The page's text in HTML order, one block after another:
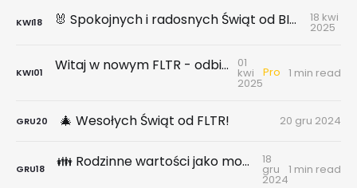
KWI18 🐰 Spokojnych i radosnych Świąt od BIG DATA rynekpierwotny.pl x FLTR! 18 kwi
2025
KWI01 Witaj w nowym FLTR - odbierz dostęp do platformy BIG DATA 01
kwi
2025
Pro 1 min read
GRU20 🎄 Wesołych Świąt od FLTR! 20 gru 2024
GRU18 👪 Rodzinne wartości jako motor rozwoju. Wywiad z Rector Polska 18
gru
2024
1 min read